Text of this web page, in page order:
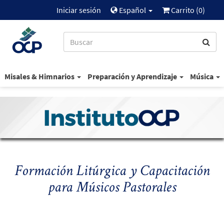
Iniciar sesión Español Carrito (0)
Misales & Himnarios Preparación y Aprendizaje Música
Formación Litúrgica y Capacitación
para Músicos Pastorales